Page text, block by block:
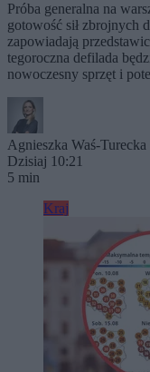
Próba generalna na
gotowość sił zbrojnych
zapowiadają
tegoroczna defilada
nowoczesny sprzęt i
Agnieszka Waś-Turecka
Dzisiaj 10:21
5 min
Kraj